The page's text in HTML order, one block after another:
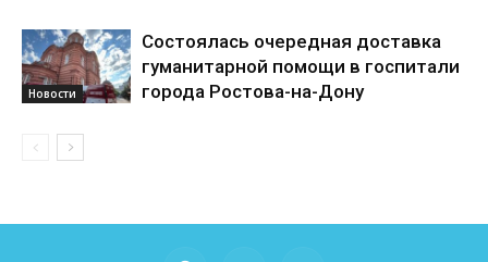
Новости
Состоялась очередная доставка
гуманитарной помощи в госпитали
города Ростова-на-Дону